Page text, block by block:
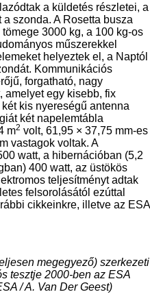
a küldetés részletei, a
szonda. A Rosetta busza
3000 kg, a 100 kg-os
műszerekkel
helyeztek el, a Naptól
Kommunikációs
forgatható, nagy
amelyet egy kisebb, fix
kis nyereségű antenna
két napelemtábla
m2 volt, 61,95 × 37,75 mm-es
vastagok voltak. A
watt, a hibernációban (5,2
400 watt, az üstökös
teljesítményt adtak
felsorolásától ezúttal
cikkeinkre, illetve az ESA
megegyező) szerkezeti
tesztje 2000-ben az ESA
/ A. Van Der Geest)